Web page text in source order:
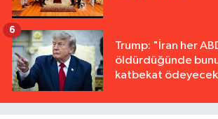
Trump: "İran her
öldürdüğünde
katbekat
6